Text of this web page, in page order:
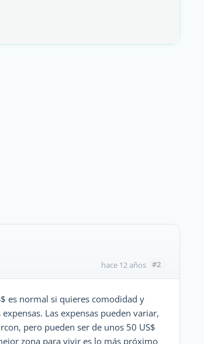
hace 12 años #2
es normal si quieres comodidad y
Las expensas pueden variar,
pero pueden ser de unos 50 US$
zona para vivir es lo más próximo